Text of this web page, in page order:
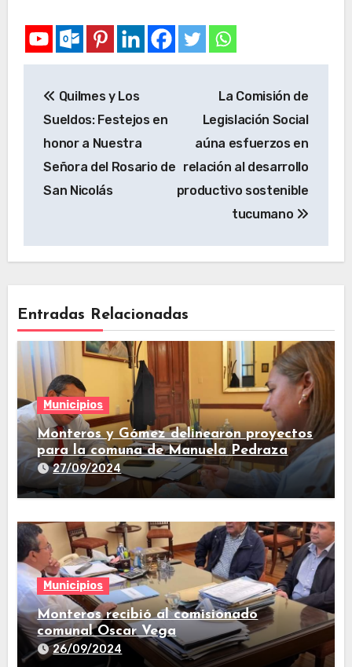
Quilmes y Los
Sueldos: Festejos en
honor a Nuestra
Señora del Rosario de
San Nicolás
La Comisión de
Legislación Social
aúna esfuerzos en
relación al desarrollo
productivo sostenible
tucumano
Entradas Relacionadas
Municipios
Monteros y Gómez delinearon proyectos
para la comuna de Manuela Pedraza
27/09/2024
Municipios
Monteros recibió al comisionado
comunal Oscar Vega
26/09/2024